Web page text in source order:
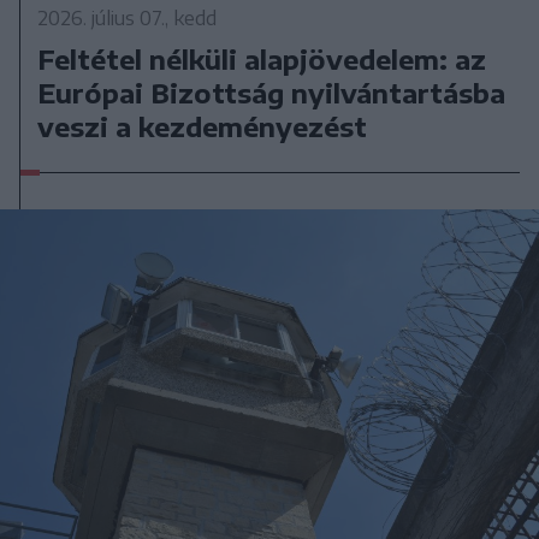
2026. július 07., kedd
Feltétel nélküli alapjövedelem: az
Európai Bizottság nyilvántartásba
veszi a kezdeményezést